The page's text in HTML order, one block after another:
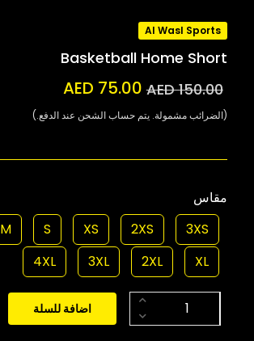
Al Wasl Sports
Basketball Home Short
AED 150.00
AED 75.00
(الضرائب مشمولة. يتم حساب الشحن عند الدفع.)
مقاس
3XS
2XS
XS
S
M
XL
2XL
3XL
4XL
اضافة للسلة